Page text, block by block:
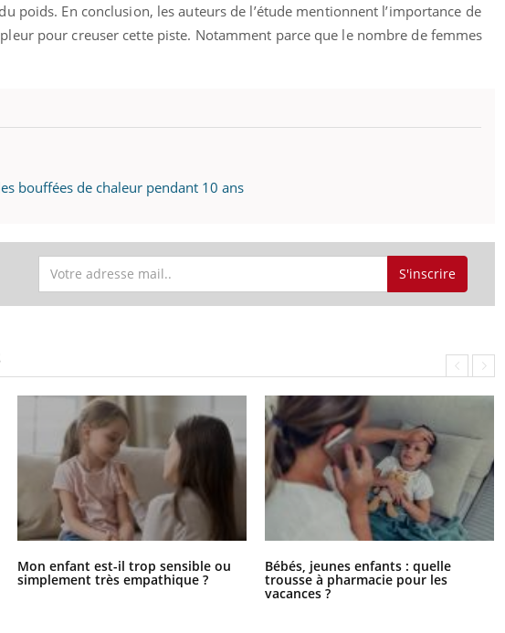
poids. En conclusion, les auteurs de l’étude mentionnent l’importance de
pour creuser cette piste. Notamment parce que le nombre de femmes
bouffées de chaleur pendant 10 ans
S'inscrire
Mon enfant est-il trop sensible ou
simplement très empathique ?
Bébés, jeunes enfants : quelle
trousse à pharmacie pour les
vacances ?
Les troubles du sommeil
modifient votre cerveau !
très empathique ?
Bébés, jeunes enfants :
quelle trousse à
Syndrome métabolique :
quels sont les meilleurs